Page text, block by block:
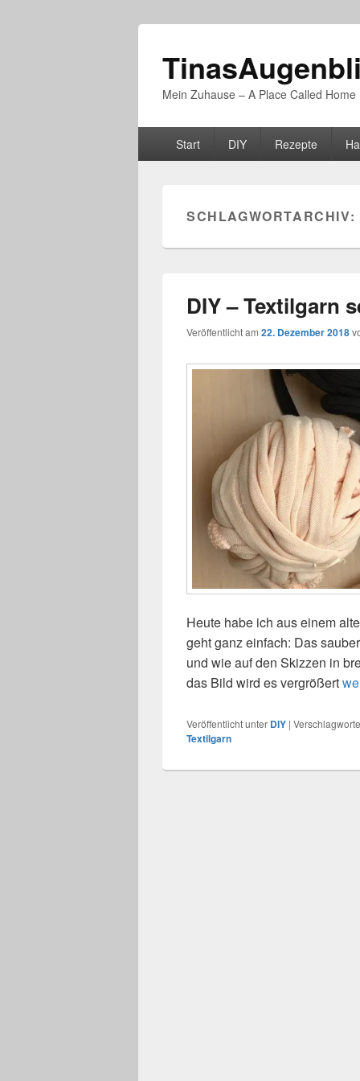
Mein Zuhause – A Place Called Home
PrimäresStart DIY Rezepte
SCHLAGWORTARCHIV:
DIY – Textilgarn
Veröffentlicht am 22. Dezember 2018
Heute habe ich aus einem
geht ganz einfach: Das
und wie auf den Skizzen in
das Bild wird es vergrößert
Veröffentlicht unter DIY |
Textilgarn